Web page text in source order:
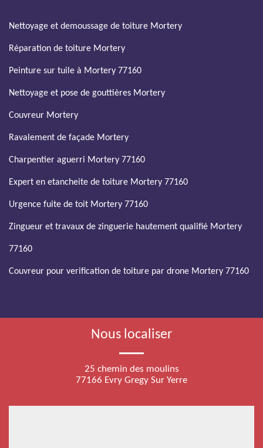
Nettoyage et demoussage de toiture Mortery
Réparation de toiture Mortery
Peinture sur tuile à Mortery 77160
Nettoyage et pose de gouttières Mortery
Couvreur Mortery
Ravalement de façade Mortery
Charpentier aguerri Mortery 77160
Expert en etancheite de toiture Mortery 77160
Urgence fuite de toit Mortery 77160
Zingueur et travaux de zinguerie hautement qualifié Mortery
77160
Couvreur pour verification de toiture par drone Mortery 77160
Nous localiser
25 chemin des moulins
77166 Evry Gregy Sur Yerre